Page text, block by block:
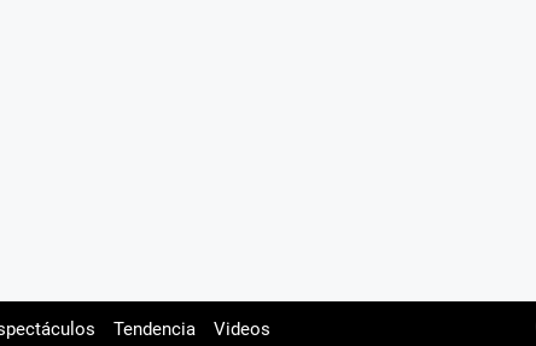
Tendencia Videos